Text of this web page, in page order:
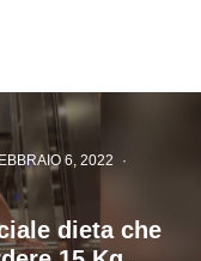
6, 2022
·
dieta che